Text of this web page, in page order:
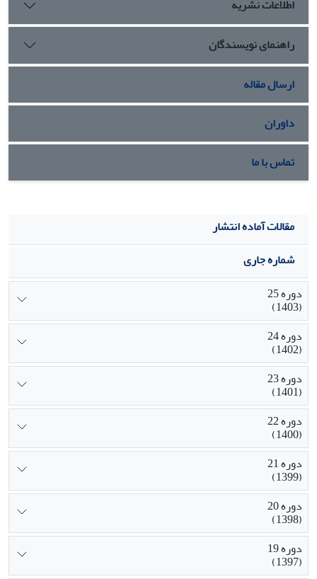
اطلاعات نشریه
راهنمای نویسندگان
ارسال مقاله
داوران
تماس با ما
مقالات آماده انتشار
شماره جاری
دوره 25
(1403)
دوره 24
(1402)
دوره 23
(1401)
دوره 22
(1400)
دوره 21
(1399)
دوره 20
(1398)
دوره 19
(1397)